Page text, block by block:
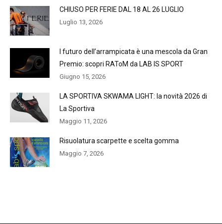
CHIUSO PER FERIE DAL 18 AL 26 LUGLIO
Luglio 13, 2026
l futuro dell’arrampicata è una mescola da Gran
Premio: scopri RAToM da LAB IS SPORT
Giugno 15, 2026
LA SPORTIVA SKWAMA LIGHT: la novità 2026 di
La Sportiva
Maggio 11, 2026
Risuolatura scarpette e scelta gomma
Maggio 7, 2026